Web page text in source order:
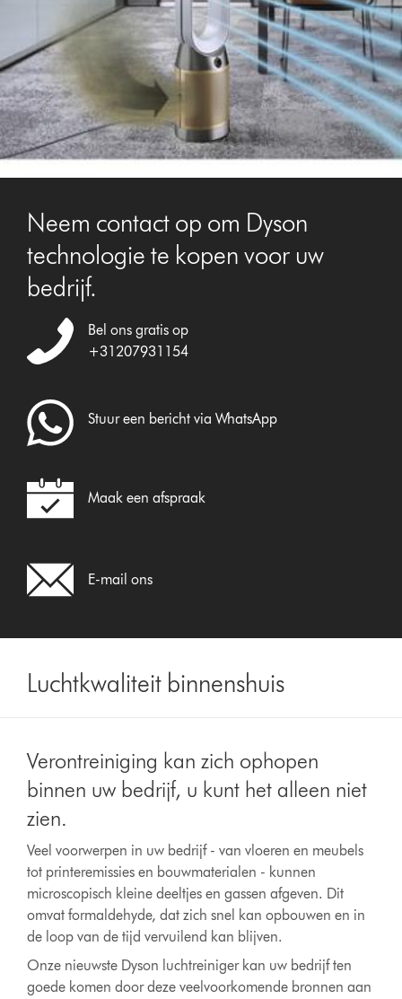
Neem contact op om Dyson
technologie te kopen voor uw
bedrijf.
Bel ons gratis op
+31207931154
Stuur een bericht via WhatsApp
Maak een afspraak
E-mail ons
Luchtkwaliteit binnenshuis
Verontreiniging kan zich ophopen
binnen uw bedrijf, u kunt het alleen niet
zien.
Veel voorwerpen in uw bedrijf - van vloeren en meubels
tot printeremissies en bouwmaterialen - kunnen
microscopisch kleine deeltjes en gassen afgeven. Dit
omvat formaldehyde, dat zich snel kan opbouwen en in
de loop van de tijd vervuilend kan blijven.
Onze nieuwste Dyson luchtreiniger kan uw bedrijf ten
goede komen door deze veelvoorkomende bronnen aan